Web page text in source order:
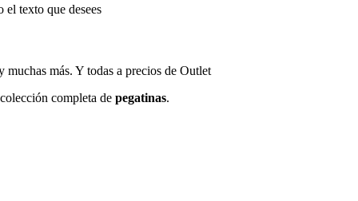
el texto que desees
muchas más. Y todas a precios de Outlet
completa de pegatinas.